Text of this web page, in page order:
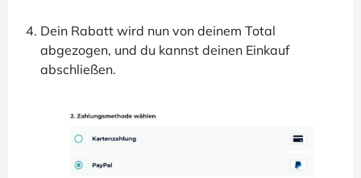
Dein Rabatt wird nun von deinem Total
abgezogen, und du kannst deinen Einkauf
abschließen.